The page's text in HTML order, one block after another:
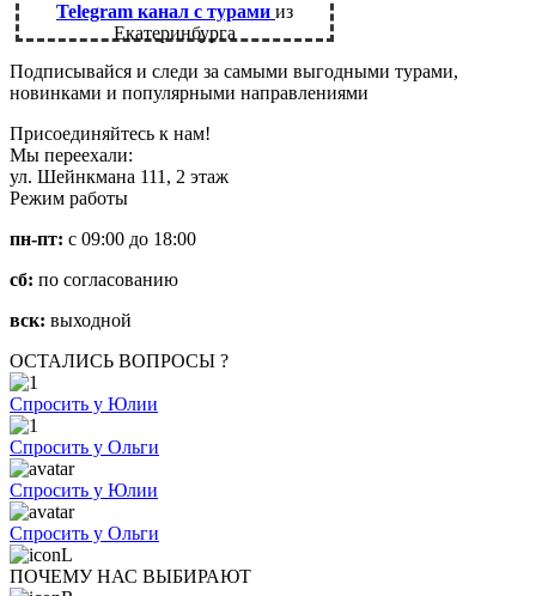
Telegram канал с турами из
Екатеринбурга
Подписывайся и следи за самыми выгодными турами,
новинками и популярными направлениями
Присоединяйтесь к нам!
Мы переехали:
ул. Шейнкмана 111, 2 этаж
Режим работы
пн-пт: с 09:00 до 18:00
сб: по согласованию
вск: выходной
ОСТАЛИСЬ ВОПРОСЫ ?
Спросить у Юлии
Спросить у Ольги
Спросить у Юлии
Спросить у Ольги
ПОЧЕМУ НАС ВЫБИРАЮТ